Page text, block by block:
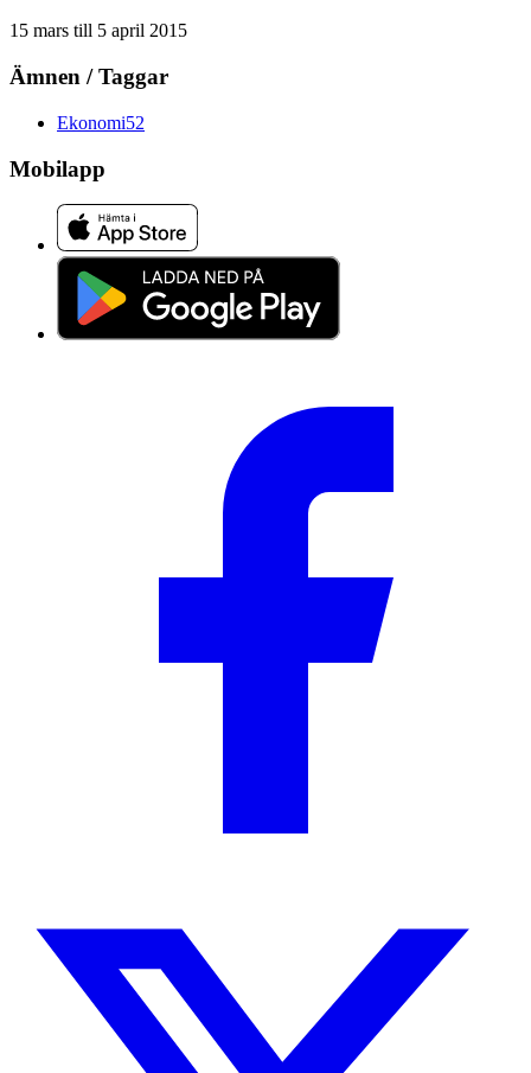
15 mars till 5 april 2015
Ämnen / Taggar
Ekonomi52
Mobilapp